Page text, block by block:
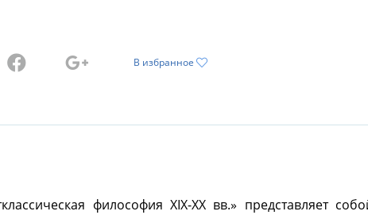
В избранное
философия XIX-XX вв.» представляет